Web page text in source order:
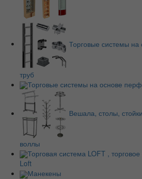
Торговые системы
труб
Торговые системы на основе
Вешала, столы,
воллы
Торговая система LOFT ,
Loft
Манекены